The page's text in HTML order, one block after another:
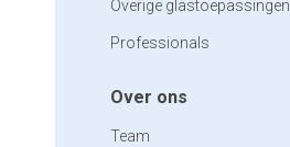
Overige glastoepassingen
Professionals
Over ons
Team